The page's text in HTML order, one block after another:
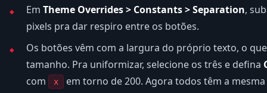
Em Theme Overrides > Constants > Separation,
pixels pra dar respiro entre os botões.
Os botões vêm com a largura do próprio texto, o
tamanho. Pra uniformizar, selecione os três e defina
com
x em torno de 200. Agora todos têm a